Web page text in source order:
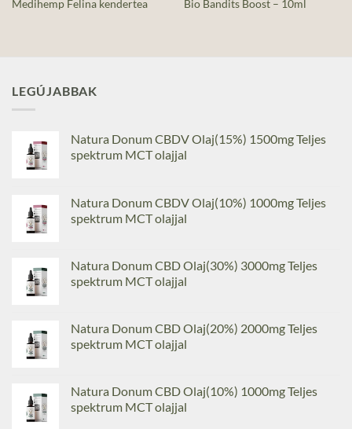
Medihemp Felina kendertea Bio Bandits Boost – 10ml
LEGÚJABBAK
Natura Donum CBDV Olaj(15%) 1500mg Teljes
spektrum MCT olajjal
Natura Donum CBDV Olaj(10%) 1000mg Teljes
spektrum MCT olajjal
Natura Donum CBD Olaj(30%) 3000mg Teljes
spektrum MCT olajjal
Natura Donum CBD Olaj(20%) 2000mg Teljes
spektrum MCT olajjal
Natura Donum CBD Olaj(10%) 1000mg Teljes
spektrum MCT olajjal